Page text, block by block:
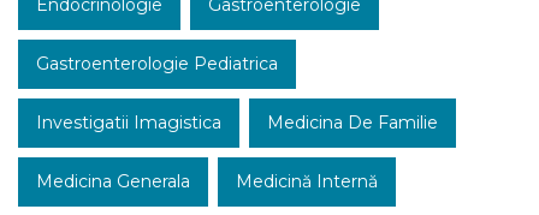
Endocrinologie Gastroenterologie
Gastroenterologie Pediatrica
Investigatii Imagistica Medicina De Familie
Medicina Generala Medicină Internă